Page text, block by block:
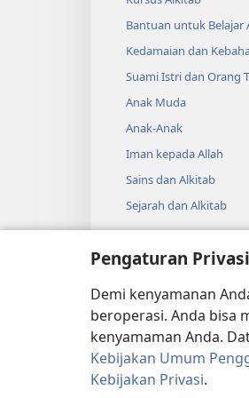
Pengaturan Privasi
Demi kenyamanan
beroperasi. Anda bisa
kenyamaman Anda.
Kebijakan Umum
Kebijakan Privasi.
rantai dari
tambang. +
15
dada
efod, dan
benang
harus
lebarnya
yang
empat
lesyem, *
dan giok.
Jumlahnya
Ukirkan
Bantuan untuk Belajar
Kedamaian dan
Suami Istri dan Orang
Anak Muda
Anak-Anak
Iman kepada Allah
Sains dan Alkitab
Sejarah dan Alkitab